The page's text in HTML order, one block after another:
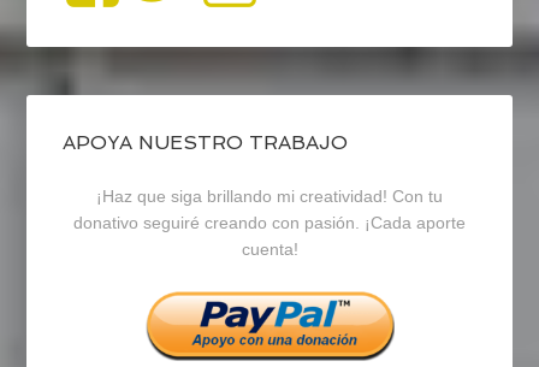
perfil
de
blogrecursosep
en
Facebook
perfil
de
recursosep
en
Twitter
perfil
de
recursosep
en
Instagram
APOYA NUESTRO TRABAJO
¡Haz que siga brillando mi creatividad! Con tu
donativo seguiré creando con pasión. ¡Cada aporte
cuenta!